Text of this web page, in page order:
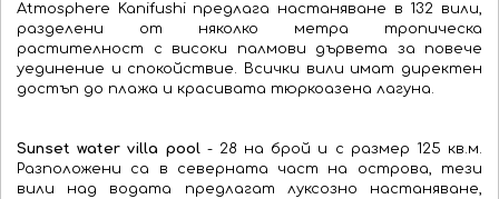
Atmosphere Kanifushi предлага настаняване в 132 вили,
разделени от няколко метра тропическа
растителност с високи палмови дървета за повече
уединение и спокойствие. Всички вили имат директен
достъп до плажа и красивата тюркоазена лагуна.
Sunset water villa pool - 28 на брой и с размер 125 кв.м.
Разположени са в северната част на острова, тези
вили над водата предлагат луксозно настаняване,